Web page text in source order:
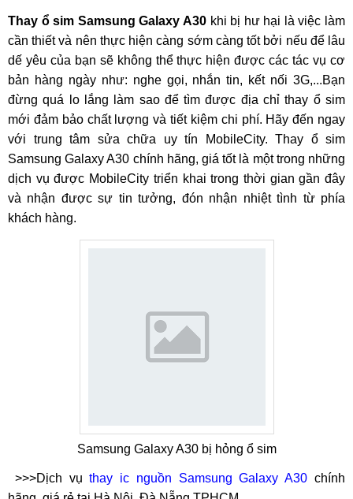
Thay ổ sim Samsung Galaxy A30khi bị hư hại là việc làm
cần thiết và nên thực hiện càng sớm càng tốt bởi nếu để lâu
dế yêu của bạn sẽ không thể thực hiện được các tác vụ cơ
bản hàng ngày như: nghe gọi, nhắn tin, kết nối 3G,...Bạn
đừng quá lo lắng làm sao để tìm được địa chỉ thay ổ sim
mới đảm bảo chất lượng và tiết kiệm chi phí. Hãy đến ngay
với trung tâm sửa chữa uy tín MobileCity. Thay ổ sim
Samsung Galaxy A30 chính hãng, giá tốt là một trong những
dịch vụ được MobileCity triển khai trong thời gian gần đây
và nhận được sự tin tưởng, đón nhận nhiệt tình từ phía
khách hàng.
Samsung Galaxy A30 bị hỏng ổ sim
>>>Dịch vụthay ic nguồn Samsung Galaxy A30chính